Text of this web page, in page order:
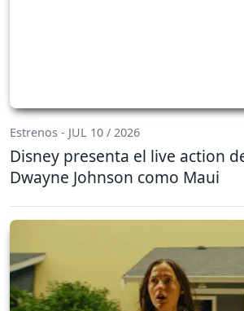
Estrenos - JUL 10 / 2026
Disney presenta el live action
Dwayne Johnson como Maui